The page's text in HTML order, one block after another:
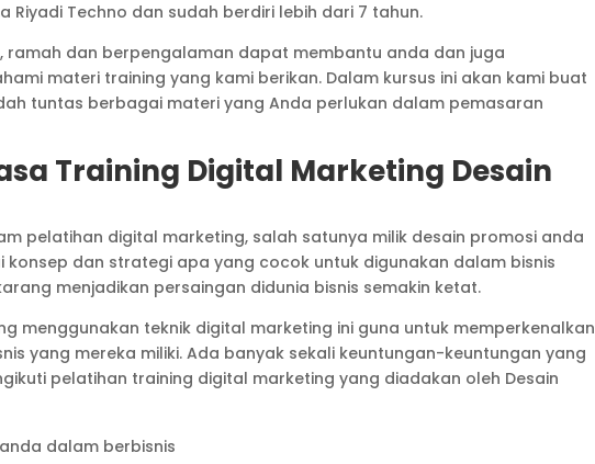
Riyadi Techno dan sudah berdiri lebih dari 7 tahun.
dan berpengalaman dapat membantu anda dan juga
materi training yang kami berikan. Dalam kursus ini akan kami buat
tuntas berbagai materi yang Anda perlukan dalam pemasaran
Training Digital Marketing Desain
pelatihan digital marketing, salah satunya milik desain promosi anda
konsep dan strategi apa yang cocok untuk digunakan dalam bisnis
menjadikan persaingan didunia bisnis semakin ketat.
menggunakan teknik digital marketing ini guna untuk memperkenalkan
yang mereka miliki. Ada banyak sekali keuntungan-keuntungan yang
pelatihan training digital marketing yang diadakan oleh Desain
dalam berbisnis